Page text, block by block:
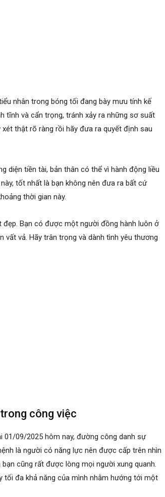
nhân trong bóng tối đang bày mưu tính kế
tĩnh và cẩn trọng, tránh xảy ra những sơ suất
thật rõ ràng rồi hãy đưa ra quyết định sau
diện tiền tài, bản thân có thể vì hành động liều
tốt nhất là bạn không nên đưa ra bất cứ
thời gian này.
đẹp. Bạn có được một người đồng hành luôn ở
vất vả. Hãy trân trọng và dành tình yêu thương
công việc
01/09/2025 hôm nay, đường công danh sự
là người có năng lực nên được cấp trên nhìn
cũng rất được lòng mọi người xung quanh.
tối đa khả năng của mình nhằm hướng tới một